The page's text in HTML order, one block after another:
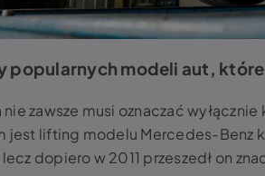
popularnych modeli aut,
nie zawsze musi oznaczać
jest lifting modelu Mercedes-Benz
dopiero w 2011 przeszedł on